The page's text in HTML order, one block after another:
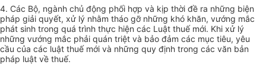
4. Các Bộ, ngành chủ động phối hợp và kịp thời đề ra những biện
pháp giải quyết, xử lý nhằm tháo gỡ những khó khăn, vướng mắc
phát sinh trong quá trình thực hiện các Luật thuế mới. Khi xử lý
những vướng mắc phải quán triệt và bảo đảm các mục tiêu, yêu
cầu của các luật thuế mới và những quy định trong các văn bản
pháp luật về thuế.